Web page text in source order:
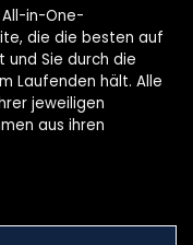
in-One-
die die besten auf
Sie durch die
Laufenden hält. Alle
jeweiligen
aus ihren